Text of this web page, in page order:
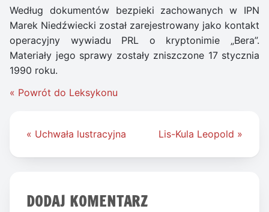
Według dokumentów bezpieki zachowanych w IPN
Marek Niedźwiecki został zarejestrowany jako kontakt
operacyjny wywiadu PRL o kryptonimie „Bera”.
Materiały jego sprawy zostały zniszczone 17 stycznia
1990 roku.
« Powrót do Leksykonu
Nawigacja
« Uchwała lustracyjna Lis-Kula Leopold »
DODAJ KOMENTARZ